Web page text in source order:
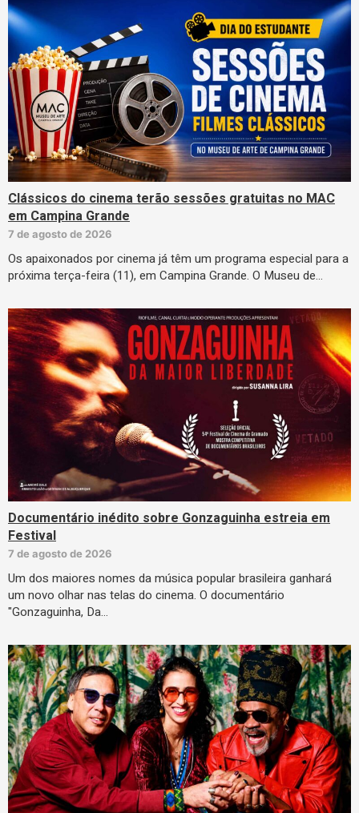
Clássicos do cinema terão sessões gratuitas no MAC
em Campina Grande
7 de agosto de 2026
Os apaixonados por cinema já têm um programa especial para a
próxima terça-feira (11), em Campina Grande. O Museu de…
Documentário inédito sobre Gonzaguinha estreia em
Festival
7 de agosto de 2026
Um dos maiores nomes da música popular brasileira ganhará
um novo olhar nas telas do cinema. O documentário
"Gonzaguinha, Da…